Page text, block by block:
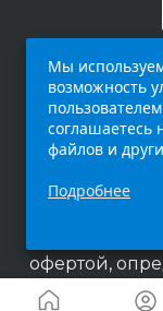
ни при каких
офертой,
437 п.2
Мы
возможность
соглашаетесь
файлов и
Подробнее